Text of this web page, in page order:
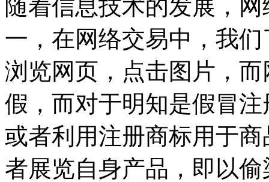
随着信息技术的发展，
一，在网络交易中，我
浏览网页，点击图片，
假，而对于明知是假冒
或者利用注册商标用于
者展览自身产品，即以